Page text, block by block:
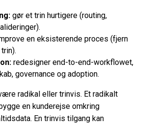
gør et trin hurtigere (routing,
en eksisterende proces (fjern
redesigner end-to-end-workflowet,
governance og adoption.
radikal eller trinvis. Et radikalt
en kunderejse omkring
En trinvis tilgang kan